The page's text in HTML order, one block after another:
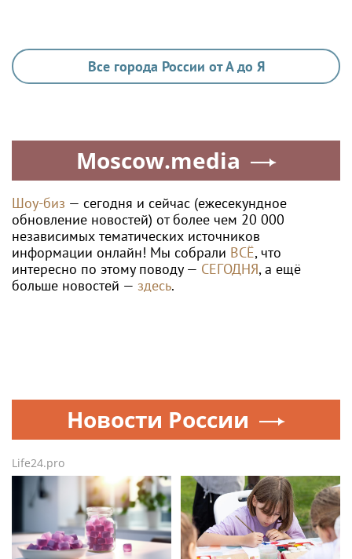
Ria.city
лауреатом первой
Национальной премии в
области архитектуры и
градостроительства за
проект района
«Академический»
Челябинске переезжают
на новый адрес
«Букет длиною в жизнь»:
фонд «АиФ. Доброе
сердце» приглашает
школы принять участие в
акции «Дети и Цветы»
«Деловые Линии»
открыли новый офис в
аэропорту Благовещенска
Все города России от А до Я